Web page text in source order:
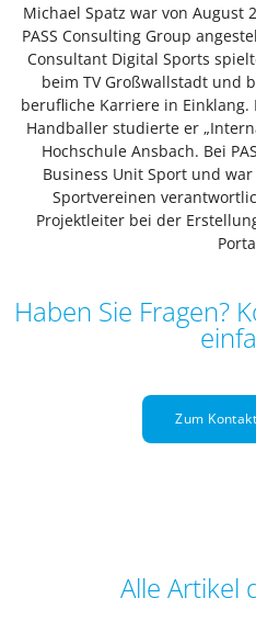
Michael Spatz war von August
PASS Consulting Group
Consultant Digital Sports
beim TV Großwallstadt und
berufliche Karriere in
Handballer studierte er
Hochschule Ansbach. Bei
Business Unit Sport und
Sportvereinen
Projektleiter bei der
Haben Sie Fragen?
Zum
Alle Artikel